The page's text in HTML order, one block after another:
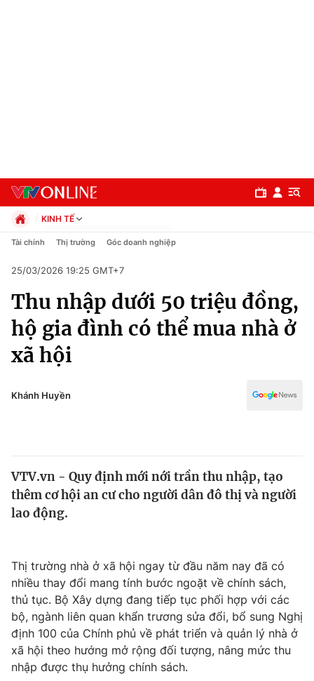
Chuyên mục
Chính trị
Xã hội
Pháp luật
Thế giới
Tin tức
Câu chuyện quốc tế
Kinh tế
Thị trường
Góc doanh nghiệp
Dữ liệu và đời sống
Truyền hình
Phim VTV
Hậu trường
Giải trí
Điện ảnh
KINH TẾ
Chính trị
Pháp luật
Kinh tế
Thể thao
Truyền hình
Văn hóa - Giải trí
Y tế
Công nghệ
Tài chính Thị trường Góc doanh nghiệp
25/03/2026 19:25 GMT+7
Thu nhập dưới 50 triệu đồng,
hộ gia đình có thể mua nhà ở
xã hội
Khánh Huyền
VTV.vn - Quy định mới nới trần thu nhập, tạo
thêm cơ hội an cư cho người dân đô thị và người
lao động.
Thị trường nhà ở xã hội ngay từ đầu năm nay đã có
nhiều thay đổi mang tính bước ngoặt về chính sách,
thủ tục. Bộ Xây dựng đang tiếp tục phối hợp với các
bộ, ngành liên quan khẩn trương sửa đổi, bổ sung Nghị
định 100 của Chính phủ về phát triển và quản lý nhà ở
xã hội theo hướng mở rộng đối tượng, nâng mức thu
nhập được thụ hưởng chính sách.